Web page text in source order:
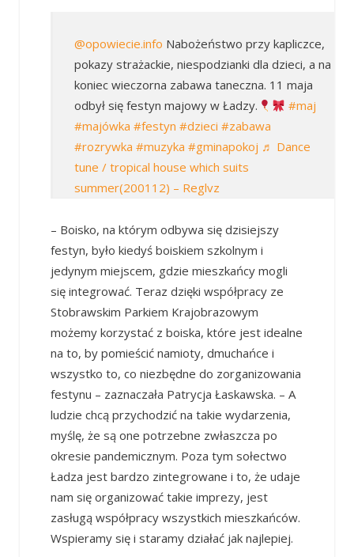
@opowiecie.info Nabożeństwo przy kapliczce,
pokazy strażackie, niespodzianki dla dzieci, a na
koniec wieczorna zabawa taneczna. 11 maja
odbył się festyn majowy w Ładzy.
#maj
#majówka #festyn #dzieci #zabawa
#rozrywka #muzyka #gminapokoj ♬ Dance
tune / tropical house which suits
summer(200112) – Reglvz
– Boisko, na którym odbywa się dzisiejszy
festyn, było kiedyś boiskiem szkolnym i
jedynym miejscem, gdzie mieszkańcy mogli
się integrować. Teraz dzięki współpracy ze
Stobrawskim Parkiem Krajobrazowym
możemy korzystać z boiska, które jest idealne
na to, by pomieścić namioty, dmuchańce i
wszystko to, co niezbędne do zorganizowania
festynu – zaznaczała Patrycja Łaskawska. – A
ludzie chcą przychodzić na takie wydarzenia,
myślę, że są one potrzebne zwłaszcza po
okresie pandemicznym. Poza tym sołectwo
Ładza jest bardzo zintegrowane i to, że udaje
nam się organizować takie imprezy, jest
zasługą współpracy wszystkich mieszkańców.
Wspieramy się i staramy działać jak najlepiej.